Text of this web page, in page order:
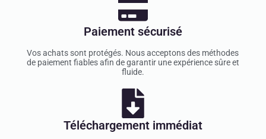
Paiement sécurisé
Vos achats sont protégés. Nous acceptons des méthodes
de paiement fiables afin de garantir une expérience sûre et
fluide.
Téléchargement immédiat